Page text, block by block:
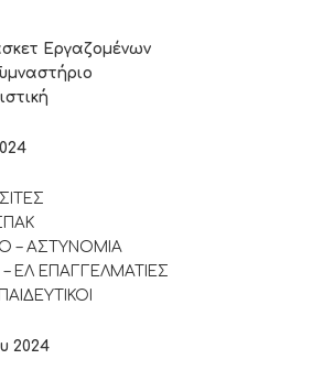
Εργαζομένων
– ΑΣΤΥΝΟΜΙΑ
ΕΛ ΕΠΑΓΓΕΛΜΑΤΙΕΣ
2024